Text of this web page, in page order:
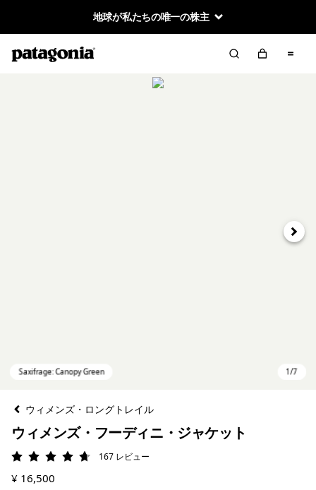
地球が私たちの唯一の株主
次へ
ウィメンズ・ロングトレイル
ウィメンズ・フーディニ・ジャケット
評価: 4.7 / 5167 レビュー
¥ 16,500